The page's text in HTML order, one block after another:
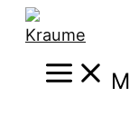
Zum
Inhalt
springen
Main
Menu